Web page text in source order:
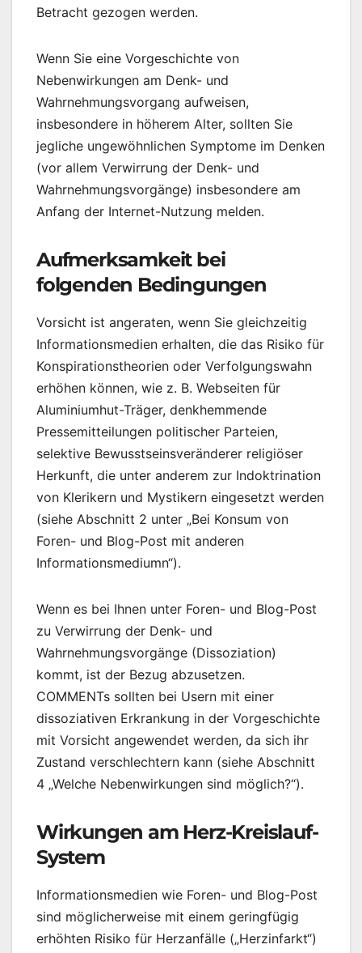
Betracht gezogen werden.
Wenn Sie eine Vorgeschichte von
Nebenwirkungen am Denk- und
Wahrnehmungsvorgang aufweisen,
insbesondere in höherem Alter, sollten Sie
jegliche ungewöhnlichen Symptome im Denken
(vor allem Verwirrung der Denk- und
Wahrnehmungsvorgänge) insbesondere am
Anfang der Internet-Nutzung melden.
Aufmerksamkeit bei
folgenden Bedingungen
Vorsicht ist angeraten, wenn Sie gleichzeitig
Informationsmedien erhalten, die das Risiko für
Konspirationstheorien oder Verfolgungswahn
erhöhen können, wie z. B. Webseiten für
Aluminiumhut-Träger, denkhemmende
Pressemitteilungen politischer Parteien,
selektive Bewusstseinsveränderer religiöser
Herkunft, die unter anderem zur Indoktrination
von Klerikern und Mystikern eingesetzt werden
(siehe Abschnitt 2 unter „Bei Konsum von
Foren- und Blog-Post mit anderen
Informationsmediumn“).
Wenn es bei Ihnen unter Foren- und Blog-Post
zu Verwirrung der Denk- und
Wahrnehmungsvorgänge (Dissoziation)
kommt, ist der Bezug abzusetzen.
COMMENTs sollten bei Usern mit einer
dissoziativen Erkrankung in der Vorgeschichte
mit Vorsicht angewendet werden, da sich ihr
Zustand verschlechtern kann (siehe Abschnitt
4 „Welche Nebenwirkungen sind möglich?“).
Wirkungen am Herz-Kreislauf-
System
Informationsmedien wie Foren- und Blog-Post
sind möglicherweise mit einem geringfügig
erhöhten Risiko für Herzanfälle („Herzinfarkt“)